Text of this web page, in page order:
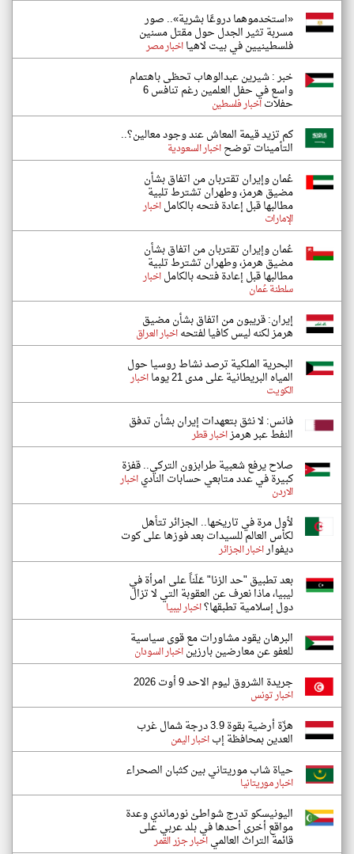
«استخدموهما دروعًا بشرية».. صور
مسربة تثير الجدل حول مقتل مسنين
فلسطينيين في بيت لاهيااخبار مصر
خبر : شيرين عبدالوهاب تحظى باهتمام
واسع في حفل العلمين رغم تنافس 6
حفلاتاخبار فلسطين
كم تزيد قيمة المعاش عند وجود معالين؟..
التأمينات توضحاخبار السعودية
عُمان وإيران تقتربان من اتفاق بشأن
مضيق هرمز، وطهران تشترط تلبية
مطالبها قبل إعادة فتحه بالكاملاخبار
الإمارات
عُمان وإيران تقتربان من اتفاق بشأن
مضيق هرمز، وطهران تشترط تلبية
مطالبها قبل إعادة فتحه بالكاملاخبار
سلطنة عُمان
إيران: قريبون من اتفاق بشأن مضيق
هرمز لكنه ليس كافيا لفتحهاخبار العراق
البحرية الملكية ترصد نشاط روسيا حول
المياه البريطانية على مدى 21 يوما اخبار
الكويت
فانس: لا نثق بتعهدات إيران بشأن تدفق
النفط عبر هرمزاخبار قطر
صلاح يرفع شعبية طرابزون التركي.. قفزة
كبيرة في عدد متابعي حسابات النادياخبار
الاردن
لأول مرة في تاريخها.. الجزائر تتأهل
لكأس العالم للسيدات بعد فوزها على كوت
ديفواراخبار الجزائر
بعد تطبيق "حد الزنا" عَلَناً على امرأة في
ليبيا، ماذا نعرف عن العقوبة التي لا تزال
دول إسلامية تطبقها؟اخبار ليبيا
البرهان يقود مشاورات مع قوى سياسية
للعفو عن معارضين بارزيناخبار السودان
جريدة الشروق ليوم الاحد 9 أوت 2026
اخبار تونس
هزّة أرضية بقوة 3.9 درجة شمال غرب
العدين بمحافظة إباخبار اليمن
حياة شاب موريتاني بين كثبان الصحراء
اخبار موريتانيا
اليونيسكو تدرج شواطئ نورماندي وعدة
مواقع أخرى أحدها في بلد عربي على
قائمة التراث العالمياخبار جزر القمر